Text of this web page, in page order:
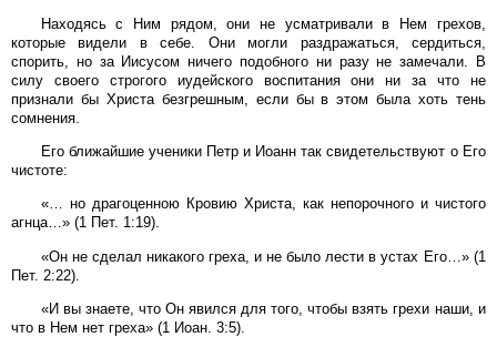
Находясь с Ним рядом, они не усматривали в Нем грехов,
которые видели в себе. Они могли раздражаться, сердиться,
спорить, но за Иисусом ничего подобного ни разу не замечали. В
силу своего строгого иудейского воспитания они ни за что не
признали бы Христа безгрешным, если бы в этом была хоть тень
сомнения.
Его ближайшие ученики Петр и Иоанн так свидетельствуют о Его
чистоте:
«… но драгоценною Кровию Христа, как непорочного и чистого
агнца…» (1 Пет. 1:19).
«Он не сделал никакого греха, и не было лести в устах Его…» (1
Пет. 2:22).
«И вы знаете, что Он явился для того, чтобы взять грехи наши, и
что в Нем нет греха» (1 Иоан. 3:5).